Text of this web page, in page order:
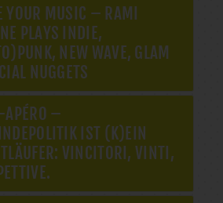
YOUR MUSIC – RAMI
PLAYS INDIE,
NEW WAVE, GLAM
NUGGETS
APÉRO –
IST (K)EIN
VINCITORI, VINTI,